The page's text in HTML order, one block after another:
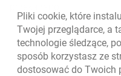
Powrót do listy
Pliki cookie, które
Twojej przeglądarce, a
technologie śledzące,
sposób korzystasz ze
dostosować do Twoich